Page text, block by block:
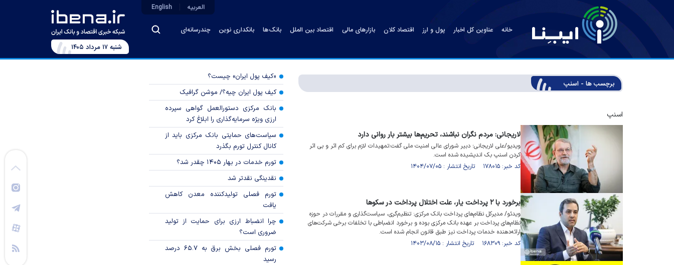
خانه عناوین کل اخبار پول و ارز اقتصاد کلان بازارهای مالی اقتصاد بین الملل بانک‌ها بانکداری نوین چندرسانه‌ای
العربیه English
شنبه ۱۷ مرداد ۱۴۰۵
برچسب ها - اسنپ
اسنپ
لاریجانی: مردم نگران نباشند، تحریم‌ها بیشتر بار روانی دارد
ویدیو/علی لاریجانی؛ دبیر شورای عالی امنیت ملی گفت:تمهیدات لازم برای کم اثر و بی اثر
کردن اسنپ بک اندیشیده شده است.
کد خبر: ۱۷۸۰۱۵ تاریخ انتشار : ۱۴۰۴/۰۷/۰۵
برخورد با ۲ پرداخت یار، علت اختلال پرداخت در سکو‌ها
ویدئو/ مدیرکل نظام‌های پرداخت بانک مرکزی: تنظیم‌گری، سیاست‌گذاری و مقررات در حوزه
نظام‌های پرداخت بر عهده بانک مرکزی بوده و برخورد انضباطی با تخلفات برخی شرکت‌های
ارائه‌دهنده خدمات پرداخت نیز طبق قانون انجام شده است.
کد خبر: ۱۶۸۳۰۹ تاریخ انتشار : ۱۴۰۳/۰۸/۱۵
«کیف پول ایران» چیست؟
کیف پول ایران چیه؟/ موشن گرافیک
بانک مرکزی دستورالعمل گواهی سپرده
ارزی ویژه سرمایه‌گذاری را ابلاغ کرد
سیاست‌های حمایتی بانک مرکزی باید از
کانال کنترل تورم بگذرد
تورم خدمات در بهار ۱۴۰۵ چقدر شد؟
نقدینگی نقدتر شد
تورم فصلی تولیدکننده معدن کاهش
یافت
چرا انضباط ارزی برای حمایت از تولید
ضروری است؟
تورم فصلی بخش برق به ۶۵.۷ درصد
رسید